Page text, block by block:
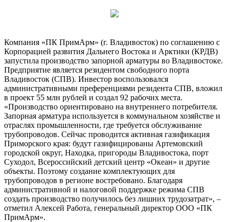
Компания «ПК ПримАрм» (г. Владивосток) по соглашению с
Корпорацией развития Дальнего Востока и Арктики (КРДВ)
запустила производство запорной арматуры во Владивостоке.
Предприятие является резидентом свободного порта
Владивосток (СПВ). Инвестор воспользовался
административными преференциями резидента СПВ, вложил
в проект 55 млн рублей и создал 92 рабочих места.
«Производство ориентировано на внутреннего потребителя.
Запорная арматура используется в коммунальном хозяйстве и
отраслях промышленности, где требуется обслуживание
трубопроводов. Сейчас проводится активная газификация
Приморского края: будут газифицированы Артемовский
городской округ, Находка, пригороды Владивостока, порт
Суходол, Всероссийский детский центр «Океан» и другие
объекты. Поэтому создание комплектующих для
трубопроводов в регионе востребовано. Благодаря
административной и налоговой поддержке режима СПВ
создать производство получилось без лишних трудозатрат», –
отметил Алексей Работа, генеральный директор ООО «ПК
ПримАрм».